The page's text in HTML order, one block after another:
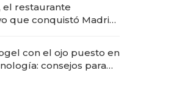
el restaurante
que conquistó Madrid:
y prepara apertura
con el ojo puesto en
consejos para